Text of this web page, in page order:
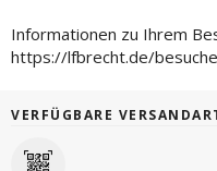
Informationen zu Ihrem
https://lfbrecht.de/
VERFÜGBARE